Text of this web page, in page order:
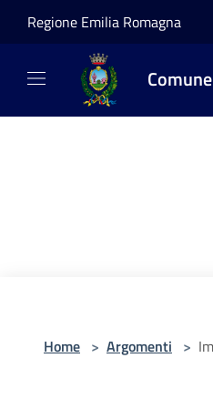
Regione Emilia Romagna
Home > Argomenti >